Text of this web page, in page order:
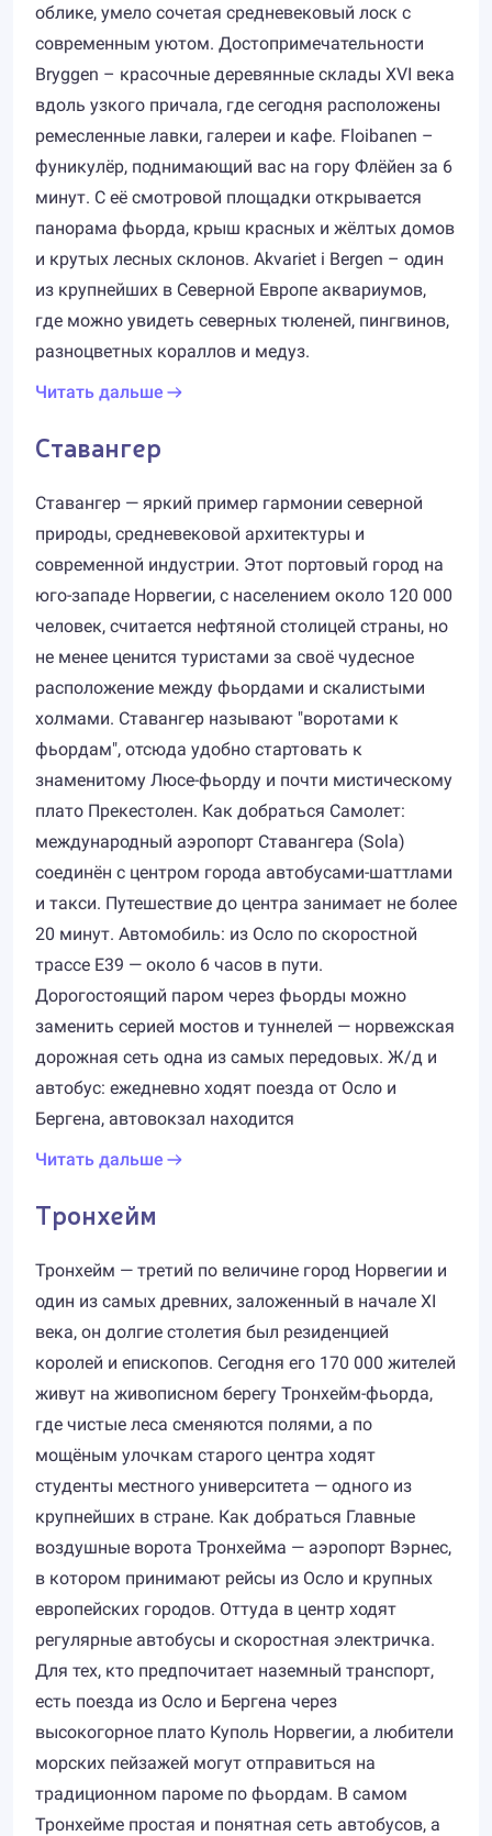
облике, умело сочетая средневековый лоск с
современным уютом. Достопримечательности
Bryggen – красочные деревянные склады XVI века
вдоль узкого причала, где сегодня расположены
ремесленные лавки, галереи и кафе. Floibanen –
фуникулёр, поднимающий вас на гору Флёйен за 6
минут. С её смотровой площадки открывается
панорама фьорда, крыш красных и жёлтых домов
и крутых лесных склонов. Akvariet i Bergen – один
из крупнейших в Северной Европе аквариумов,
где можно увидеть северных тюленей, пингвинов,
разноцветных кораллов и медуз.
Читать дальше
Ставангер
Ставангер — яркий пример гармонии северной
природы, средневековой архитектуры и
современной индустрии. Этот портовый город на
юго-западе Норвегии, с населением около 120 000
человек, считается нефтяной столицей страны, но
не менее ценится туристами за своё чудесное
расположение между фьордами и скалистыми
холмами. Ставангер называют "воротами к
фьордам", отсюда удобно стартовать к
знаменитому Люсе-фьорду и почти мистическому
плато Прекестолен. Как добраться Самолет:
международный аэропорт Ставангера (Sola)
соединён с центром города автобусами-шаттлами
и такси. Путешествие до центра занимает не более
20 минут. Автомобиль: из Осло по скоростной
трассе E39 — около 6 часов в пути.
Дорогостоящий паром через фьорды можно
заменить серией мостов и туннелей — норвежская
дорожная сеть одна из самых передовых. Ж/д и
автобус: ежедневно ходят поезда от Осло и
Бергена, автовокзал находится
Читать дальше
Тронхейм
Тронхейм — третий по величине город Норвегии и
один из самых древних, заложенный в начале XI
века, он долгие столетия был резиденцией
королей и епископов. Сегодня его 170 000 жителей
живут на живописном берегу Тронхейм-фьорда,
где чистые леса сменяются полями, а по
мощёным улочкам старого центра ходят
студенты местного университета — одного из
крупнейших в стране. Как добраться Главные
воздушные ворота Тронхейма — аэропорт Вэрнес,
в котором принимают рейсы из Осло и крупных
европейских городов. Оттуда в центр ходят
регулярные автобусы и скоростная электричка.
Для тех, кто предпочитает наземный транспорт,
есть поезда из Осло и Бергена через
высокогорное плато Куполь Норвегии, а любители
морских пейзажей могут отправиться на
традиционном пароме по фьордам. В самом
Тронхейме простая и понятная сеть автобусов, а